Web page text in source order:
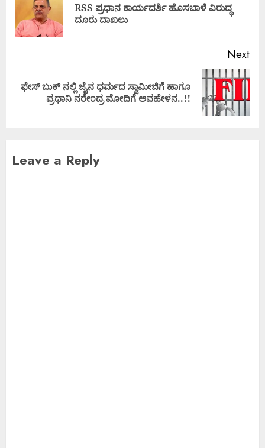
RSS ಪ್ರಧಾನ ಕಾರ್ಯದರ್ಶಿ ಹೊಸಬಾಳೆ ವಿರುದ್ಧ
ದೂರು ದಾಖಲು
Next
ಫೇಸ್ ಬುಕ್ ನಲ್ಲಿ ಜೈನ ಧರ್ಮದ ಸ್ವಾಮೀಜಿಗೆ ಹಾಗೂ
ಪ್ರಧಾನಿ ನರೇಂದ್ರ ಮೋದಿಗೆ ಅವಹೇಳನ..!!
Leave a Reply